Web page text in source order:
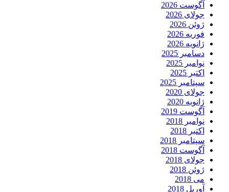
آگوست 2026
جولای 2026
ژوئن 2026
فوریه 2026
ژانویه 2026
دسامبر 2025
نوامبر 2025
اکتبر 2025
سپتامبر 2025
جولای 2020
ژانویه 2020
آگوست 2019
نوامبر 2018
اکتبر 2018
سپتامبر 2018
آگوست 2018
جولای 2018
ژوئن 2018
می 2018
آوریل 2018